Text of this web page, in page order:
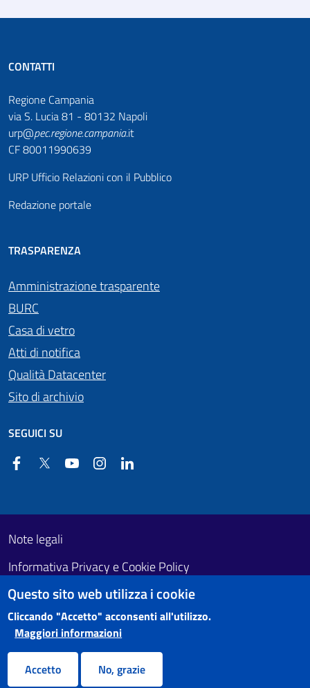
CONTATTI
Regione Campania
via S. Lucia 81 - 80132 Napoli
urp@pec.regione.campania.it
CF 80011990639
URP Ufficio Relazioni con il Pubblico
Redazione portale
TRASPARENZA
Amministrazione trasparente
BURC
Casa di vetro
Atti di notifica
Qualità Datacenter
Sito di archivio
SEGUICI SU
FacebookTwitter YouTube Instagram
Footer First
Useful links section
Note legali
Informativa Privacy e Cookie Policy
Obiettivi di accessibilità
Questo sito web utilizza i cookie
Cliccando "Accetto" acconsenti all'utilizzo.
Maggiori informazioni
Accetto No, grazie